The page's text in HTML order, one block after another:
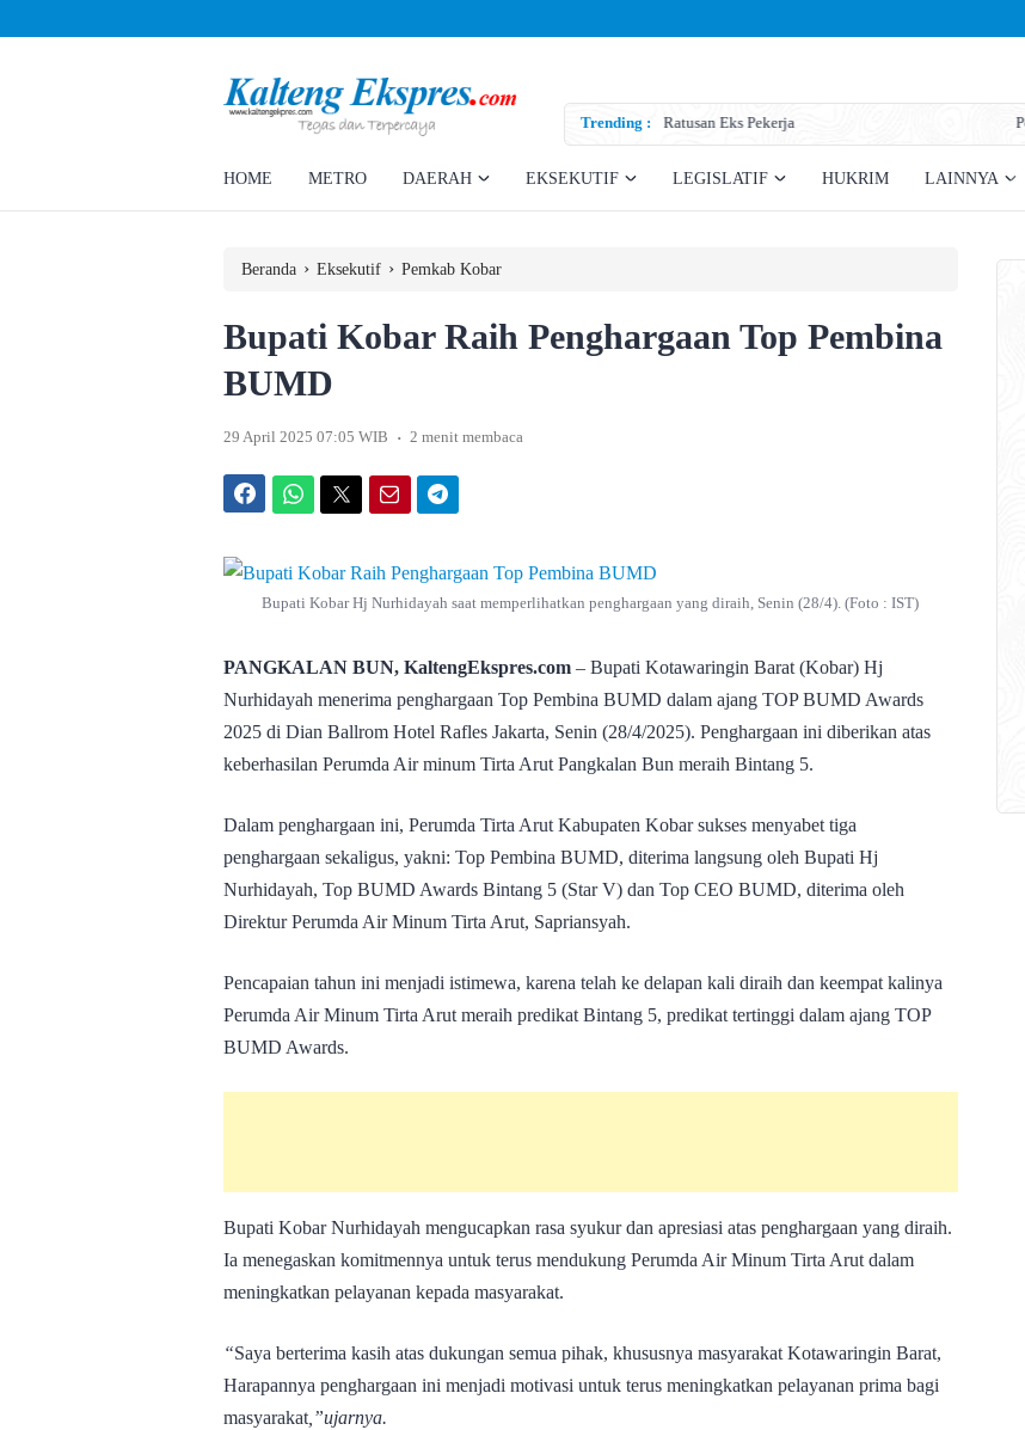
Trending :
Ahmad Rizky Minta Perusahaan Penuhi Hak Ratusan Eks Pekerja Pemkab Gumas Siapkan Sarana Prasarana
HOME METRO DAERAH EKSEKUTIF LEGISLATIF HUKRIM LAINNYA
Beranda › Eksekutif › Pemkab Kobar
Bupati Kobar Raih Penghargaan Top Pembina
BUMD
29 April 2025 07:05 WIB . 2 menit membaca
Bupati Kobar Hj Nurhidayah saat memperlihatkan penghargaan yang diraih, Senin (28/4). (Foto : IST)
PANGKALAN BUN, KaltengEkspres.com – Bupati Kotawaringin Barat (Kobar) Hj
Nurhidayah menerima penghargaan Top Pembina BUMD dalam ajang TOP BUMD Awards
2025 di Dian Ballrom Hotel Rafles Jakarta, Senin (28/4/2025). Penghargaan ini diberikan atas
keberhasilan Perumda Air minum Tirta Arut Pangkalan Bun meraih Bintang 5.
Dalam penghargaan ini, Perumda Tirta Arut Kabupaten Kobar sukses menyabet tiga
penghargaan sekaligus, yakni: Top Pembina BUMD, diterima langsung oleh Bupati Hj
Nurhidayah, Top BUMD Awards Bintang 5 (Star V) dan Top CEO BUMD, diterima oleh
Direktur Perumda Air Minum Tirta Arut, Sapriansyah.
Pencapaian tahun ini menjadi istimewa, karena telah ke delapan kali diraih dan keempat kalinya
Perumda Air Minum Tirta Arut meraih predikat Bintang 5, predikat tertinggi dalam ajang TOP
BUMD Awards.
Bupati Kobar Nurhidayah mengucapkan rasa syukur dan apresiasi atas penghargaan yang diraih.
Ia menegaskan komitmennya untuk terus mendukung Perumda Air Minum Tirta Arut dalam
meningkatkan pelayanan kepada masyarakat.
“Saya berterima kasih atas dukungan semua pihak, khususnya masyarakat Kotawaringin Barat,
Harapannya penghargaan ini menjadi motivasi untuk terus meningkatkan pelayanan prima bagi
masyarakat ,”ujarnya.